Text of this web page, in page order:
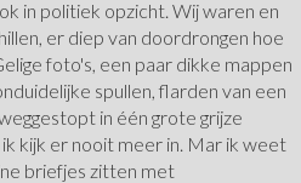
in politiek opzicht. Wij waren en
er diep van doordrongen hoe
foto's, een paar dikke mappen
spullen, flarden van een
in één grote grijze
kijk er nooit meer in. Mar ik weet
briefjes zitten met